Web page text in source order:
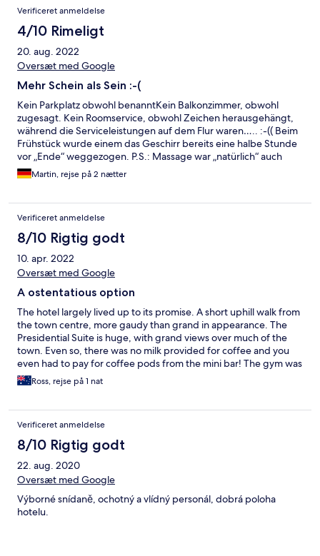
Verificeret anmeldelse
4/10 Rimeligt
20. aug. 2022
Oversæt med Google
Mehr Schein als Sein :-(
Kein Parkplatz obwohl benanntKein Balkonzimmer, obwohl
zugesagt. Kein Roomservice, obwohl Zeichen herausgehängt,
während die Serviceleistungen auf dem Flur waren….. :-(( Beim
Frühstück wurde einem das Geschirr bereits eine halbe Stunde
vor „Ende“ weggezogen. P.S.: Massage war „natürlich“ auch
nicht Buchhändler = alles ausgebucht…. => viel versprechen -
wenig halten……
Martin, rejse på 2 nætter
Verificeret anmeldelse
8/10 Rigtig godt
10. apr. 2022
Oversæt med Google
A ostentatious option
The hotel largely lived up to its promise. A short uphill walk from
the town centre, more gaudy than grand in appearance. The
Presidential Suite is huge, with grand views over much of the
town. Even so, there was no milk provided for coffee and you
even had to pay for coffee pods from the mini bar! The gym was
pathetic but the pool area was nice, small and seemingly
recently renovated. The sauna is only on at night. VERY limited
would suggest reserving in advance.
Ross, rejse på 1 nat
Verificeret anmeldelse
8/10 Rigtig godt
22. aug. 2020
Oversæt med Google
Výborné snídaně, ochotný a vlídný personál, dobrá poloha
hotelu.